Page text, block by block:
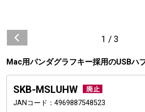
1 / 3
Mac用パンダグラフキー採用のUSBハ
SKB-MSLUHW
JANコード
4969887548523